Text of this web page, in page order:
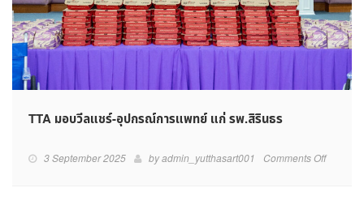
TTA มอบวีลแชร์-อุปกรณ์การแพทย์ แก่ รพ.สิรินธร
3 September 2025 byadmin_yutthasart001 Comments Offon